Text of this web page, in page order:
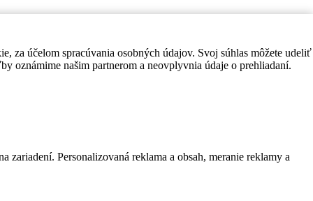
za účelom spracúvania osobných údajov. Svoj súhlas môžete udeliť
oznámime našim partnerom a neovplyvnia údaje o prehliadaní.
Personalizovaná reklama a obsah, meranie reklamy a